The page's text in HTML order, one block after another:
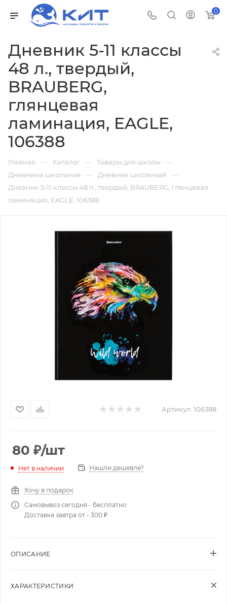
0
Дневник 5-11 классы
48 л., твердый,
BRAUBERG,
глянцевая
ламинация, EAGLE,
106388
Главная — Каталог — Товары для школы —
Дневники школьные — Дневник школьный —
Дневник 5-11 классы 48 л., твердый, BRAUBERG, глянцевая
ламинация, EAGLE, 106388
Артикул: 106388
80 ₽/шт
Нет в наличии Нашли дешевле?
Хочу в подарок
Самовывоз сегодня - бесплатно
Доставка завтра от - 300 ₽
ОПИСАНИЕ
ХАРАКТЕРИСТИКИ